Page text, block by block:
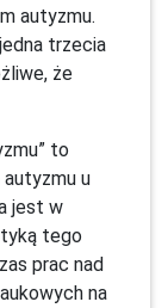
autyzmu.
trzecia
że
to
u
jest w
tego
prac nad
na